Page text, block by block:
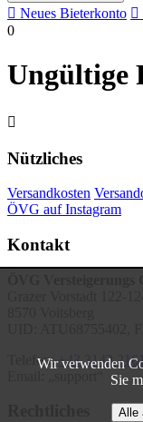
 Neues Bieterkonto 
Wir verwenden
Sie
Alle
0
Ungültige

Nützliches
Versandkosten
ÖVG auf Instagram
Kontakt
Telefon:+43 3142